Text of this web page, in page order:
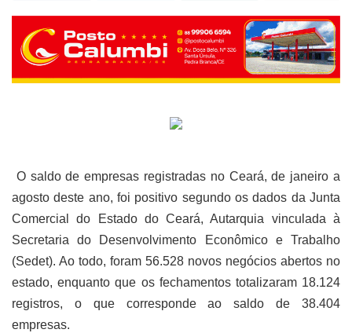
O saldo de empresas registradas no Ceará, de janeiro a
agosto deste ano, foi positivo segundo os dados da Junta
Comercial do Estado do Ceará, Autarquia vinculada à
Secretaria do Desenvolvimento Econômico e Trabalho
(Sedet). Ao todo, foram 56.528 novos negócios abertos no
estado, enquanto que os fechamentos totalizaram 18.124
registros, o que corresponde ao saldo de 38.404
empresas.